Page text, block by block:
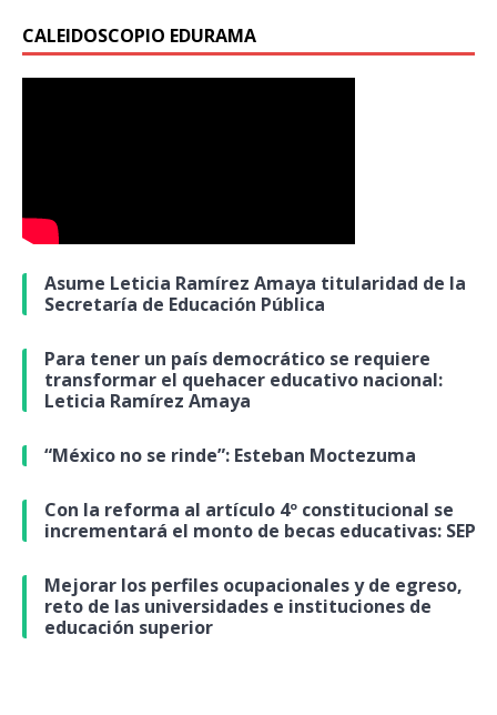
CALEIDOSCOPIO EDURAMA
Asume Leticia Ramírez Amaya titularidad de la
Secretaría de Educación Pública
Para tener un país democrático se requiere
transformar el quehacer educativo nacional:
Leticia Ramírez Amaya
“México no se rinde”: Esteban Moctezuma
Con la reforma al artículo 4º constitucional se
incrementará el monto de becas educativas: SEP
Mejorar los perfiles ocupacionales y de egreso,
reto de las universidades e instituciones de
educación superior